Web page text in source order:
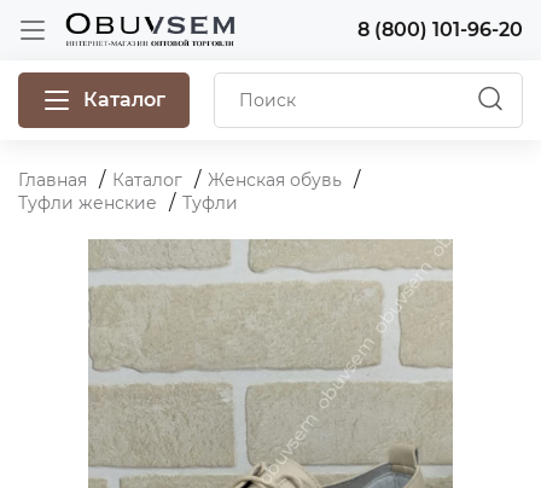
8 (800) 101-96-20
Каталог
Главная Каталог
Женская обувь
Туфли женские
Туфли